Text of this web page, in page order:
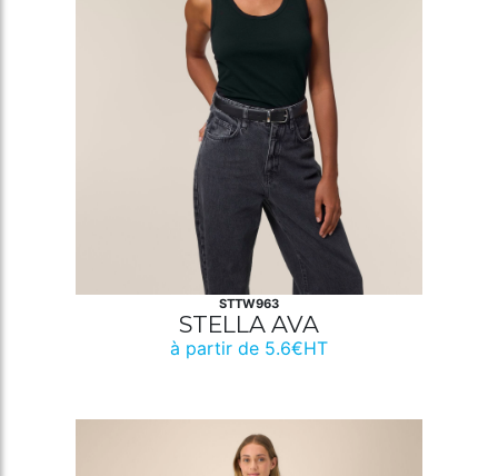
STTW963
STELLA AVA
à partir de 5.6€HT